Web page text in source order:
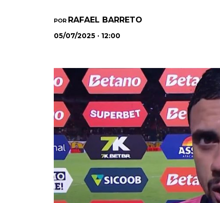
POR RAFAEL BARRETO
05/07/2025 · 12:00